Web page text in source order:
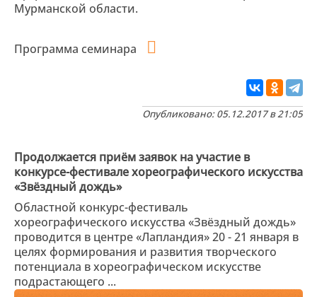
Мурманской области.
Программа семинара
Опубликовано: 05.12.2017 в 21:05
Продолжается приём заявок на участие в
конкурсе-фестивале хореографического искусства
«Звёздный дождь»
Областной конкурс-фестиваль
хореографического искусства «Звёздный дождь»
проводится в центре «Лапландия» 20 - 21 января в
целях формирования и развития творческого
потенциала в хореографическом искусстве
подрастающего ...